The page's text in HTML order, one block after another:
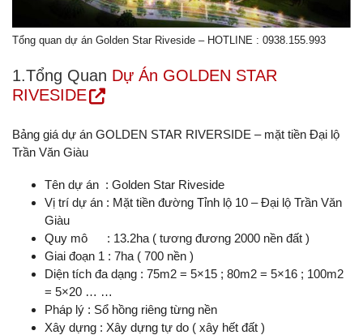
Tổng quan dự án Golden Star Riveside – HOTLINE : 0938.155.993
1.Tổng Quan Dự Án GOLDEN STAR
RIVESIDE
Bảng giá dự án GOLDEN STAR RIVERSIDE – mặt tiền Đại lộ
Trần Văn Giàu
Tên dự án : Golden Star Riveside
Vị trí dự án : Mặt tiền đường Tỉnh lộ 10 – Đại lộ Trần Văn
Giàu
Quy mô : 13.2ha ( tương đương 2000 nền đất )
Giai đoạn 1 : 7ha ( 700 nền )
Diện tích đa dạng : 75m2 = 5×15 ; 80m2 = 5×16 ; 100m2
= 5×20 … …
Pháp lý : Sổ hồng riêng từng nền
Xây dựng : Xây dựng tự do ( xây hết đất )